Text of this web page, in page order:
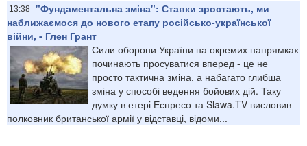
13:38 "Фундаментальна зміна": Ставки зростають, ми
наближаємося до нового етапу російсько-української
війни, - Глен Грант
Сили оборони України на окремих напрямках
починають просуватися вперед - це не
просто тактична зміна, а набагато глибша
зміна у способі ведення бойових дій. Таку
думку в етері Еспресо та Slawa.TV висловив
полковник британської армії у відставці, відоми...